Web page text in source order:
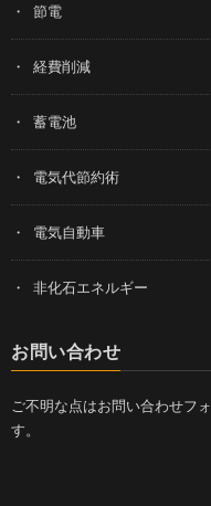
節電
経費削減
蓄電池
電気代節約術
電気自動車
非化石エネルギー
お問い合わせ
ご不明な点はお問い合わせフ
す。